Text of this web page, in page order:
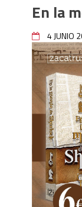
Destripador
Charocracia
Flip 5 póquer
Odin
En el Salón
(Hardboiled)
Denia,
Consejos
En la
4 JUNIO